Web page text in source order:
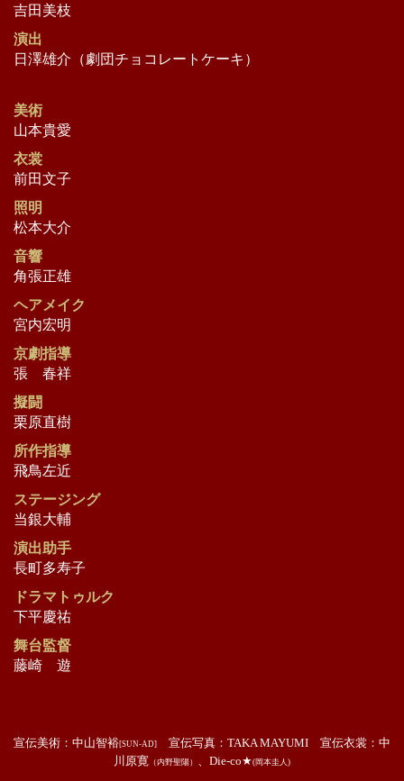
吉田美枝
演出
日澤雄介（劇団チョコレートケーキ）
美術
山本貴愛
衣裳
前田文子
照明
松本大介
音響
角張正雄
ヘアメイク
宮内宏明
京劇指導
張 春祥
擬闘
栗原直樹
所作指導
飛鳥左近
ステージング
当銀大輔
演出助手
長町多寿子
ドラマトゥルク
下平慶祐
舞台監督
藤崎 遊
宣伝美術：中山智裕[SUN-AD]
宣伝写真：TAKA MAYUMI 宣伝衣裳：中
川原寛 （内野聖陽） 、Die-co★(岡本圭人)